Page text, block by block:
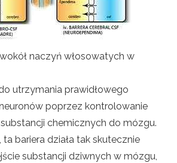
naczyń włosowatych w
utrzymania prawidłowego
poprzez kontrolowanie
chemicznych do mózgu.
ta bariera działa tak skutecznie
substancji dziwnych w mózgu,